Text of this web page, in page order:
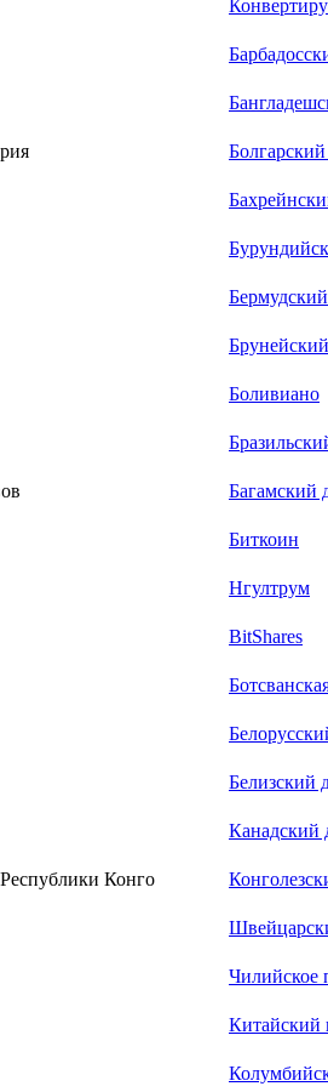
Болгарский
Боливиано
Багамский
Биткоин
Нгултрум
BitShares
Белизский
Канадский
Чилийское
Китайский